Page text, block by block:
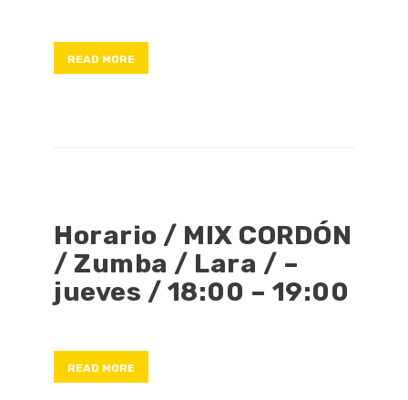
READ MORE
Horario / MIX CORDÓN
/ Zumba / Lara / –
jueves / 18:00 – 19:00
READ MORE